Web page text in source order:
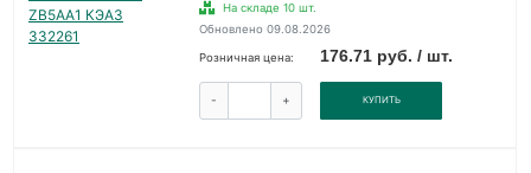
На складе 10 шт.
Обновлено 09.08.2026
Розничная цена: 176.71 руб. / шт.
- + КУПИТЬ